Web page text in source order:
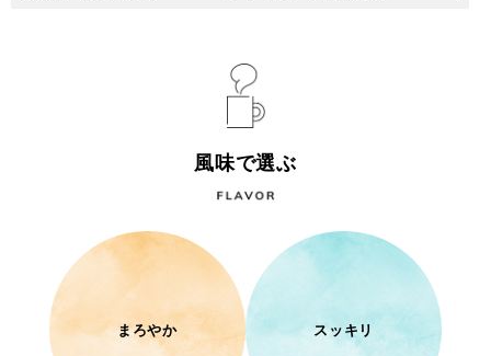
風味で選ぶ
まろやか スッキリ